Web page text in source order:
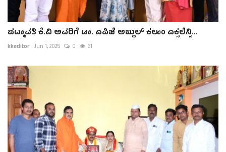
ಪದ್ಮಾವತಿ ಕೆ.ವಿ ಅವರಿಗೆ ಡಾ. ಎಪಿಜೆ ಅಬ್ದುಲ್ ಕಲಾಂ ಎಕ್ಸಲೆನ್ಸಿ...
kkeditor Jun 1, 2025 0 61